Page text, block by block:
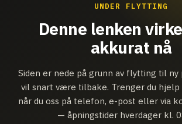
UNDER FLYTTING
Denne lenken
akkurat nå
Siden er nede på grunn av flytting til
vil snart være tilbake. Trenger du
når du oss på telefon, e-post eller via
— åpningstider hverdager kl.